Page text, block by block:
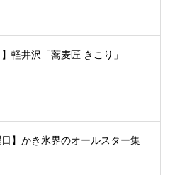
軽井沢「蕎麦匠 きこり」
日】かき氷界のオールスター集